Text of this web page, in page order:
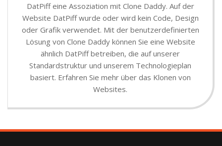
DatPiff eine Assoziation mit Clone Daddy. Auf der
Website DatPiff wurde oder wird kein Code, Design
oder Grafik verwendet. Mit der benutzerdefinierten
Lösung von Clone Daddy können Sie eine Website
ähnlich DatPiff betreiben, die auf unserer
Standardstruktur und unserem Technologieplan
basiert. Erfahren Sie mehr über das Klonen von
Websites.